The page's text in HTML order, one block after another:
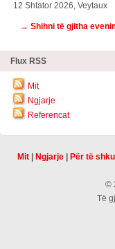
12 Shtator 2026, Veytaux
→ Shihni të gjitha
Flux RSS
Mit
Ngjarje
Referencat
Mit| Ngjarje| Për të
©
Të